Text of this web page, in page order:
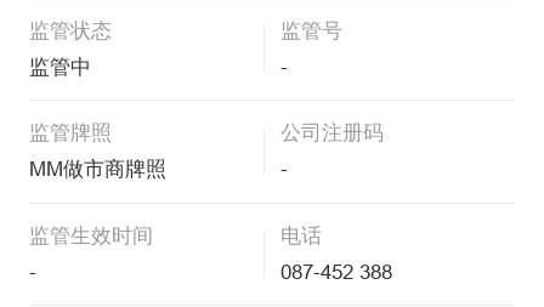
监管状态
监管中
监管号
-
监管牌照
MM做市商牌照
公司注册码
-
监管生效时间
-
电话
087-452 388